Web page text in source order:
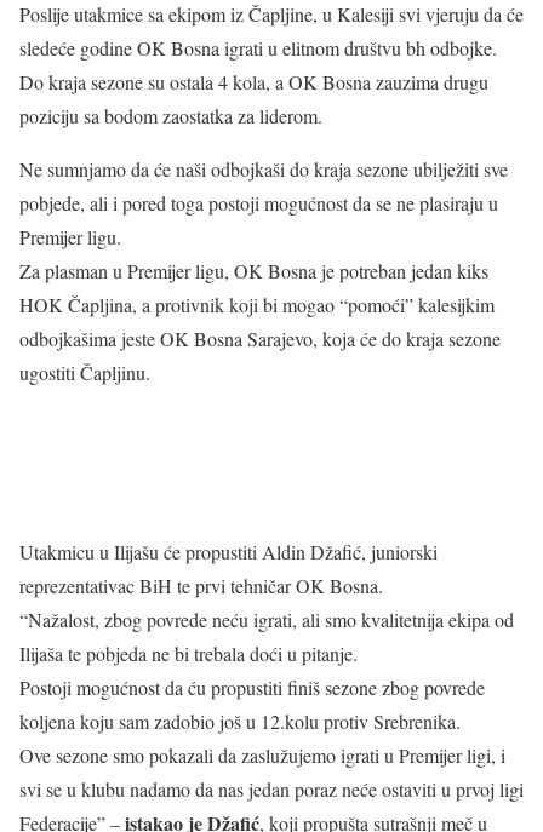
Poslije utakmice sa ekipom iz Čapljine, u Kalesiji svi vjeruju da će
sledeće godine OK Bosna igrati u elitnom društvu bh odbojke.
Do kraja sezone su ostala 4 kola, a OK Bosna zauzima drugu
poziciju sa bodom zaostatka za liderom.
Ne sumnjamo da će naši odbojkaši do kraja sezone ubilježiti sve
pobjede, ali i pored toga postoji mogućnost da se ne plasiraju u
Premijer ligu.
Za plasman u Premijer ligu, OK Bosna je potreban jedan kiks
HOK Čapljina, a protivnik koji bi mogao “pomoći” kalesijkim
odbojkašima jeste OK Bosna Sarajevo, koja će do kraja sezone
ugostiti Čapljinu.
Utakmicu u Ilijašu će propustiti Aldin Džafić, juniorski
reprezentativac BiH te prvi tehničar OK Bosna.
“Nažalost, zbog povrede neću igrati, ali smo kvalitetnija ekipa od
Ilijaša te pobjeda ne bi trebala doći u pitanje.
Postoji mogućnost da ću propustiti finiš sezone zbog povrede
koljena koju sam zadobio još u 12.kolu protiv Srebrenika.
Ove sezone smo pokazali da zaslužujemo igrati u Premijer ligi, i
svi se u klubu nadamo da nas jedan poraz neće ostaviti u prvoj ligi
Federacije” –istakao je Džafić, koji propušta sutrašnji meč u